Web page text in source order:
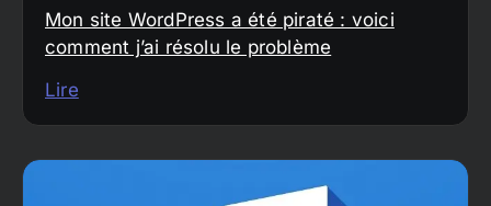
Mon site WordPress a été piraté : voici
comment j’ai résolu le problème
Lire